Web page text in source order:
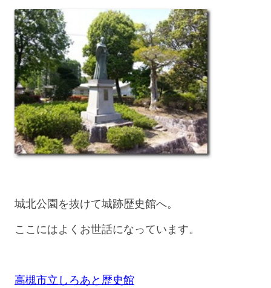
城北公園を抜けて城跡歴史館へ。
ここにはよくお世話になっています。
高槻市立しろあと歴史館